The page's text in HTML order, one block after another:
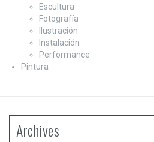
Escultura
Fotografía
Ilustración
Instalación
Performance
Pintura
Archives